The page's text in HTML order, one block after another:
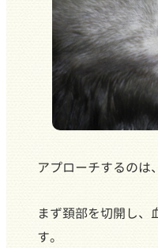
アプローチするのは
まず頚部を切開し、
す。